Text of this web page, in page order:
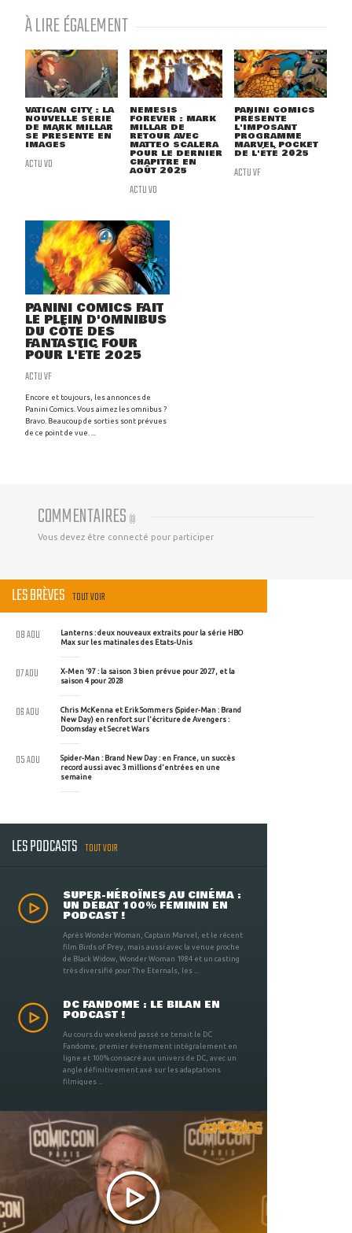
À LIRE ÉGALEMENT
VATICAN CITY : LA
NOUVELLE SÉRIE
DE MARK MILLAR
SE PRÉSENTE EN
IMAGES
ACTU VO
NEMESIS
FOREVER : MARK
MILLAR DE
RETOUR AVEC
MATTEO SCALERA
POUR LE DERNIER
CHAPITRE EN
AOÛT 2025
ACTU VO
PANINI COMICS
PRÉSENTE
L'IMPOSANT
PROGRAMME
MARVEL POCKET
DE L'ÉTÉ 2025
ACTU VF
PANINI COMICS FAIT
LE PLEIN D'OMNIBUS
DU CÔTÉ DES
FANTASTIC FOUR
POUR L'ÉTÉ 2025
ACTU VF
Encore et toujours, les annonces de
Panini Comics. Vous aimez les omnibus ?
Bravo. Beaucoup de sorties sont prévues
de ce point de vue. ...
COMMENTAIRES (0)
Vous devez être connecté pour participer
LES BRÈVES TOUT VOIR
Lanterns : deux nouveaux extraits pour la série HBO
Max sur les matinales des Etats-Unis
08 AOU
X-Men '97 : la saison 3 bien prévue pour 2027, et la
saison 4 pour 2028
07 AOU
Chris McKenna et Erik Sommers (Spider-Man : Brand
New Day) en renfort sur l'écriture de Avengers :
Doomsday et Secret Wars
06 AOU
Spider-Man : Brand New Day : en France, un succès
record aussi avec 3 millions d'entrées en une
semaine
05 AOU
LES PODCASTS TOUT VOIR
SUPER-HÉROÏNES AU CINÉMA :
UN DÉBAT 100% FÉMININ EN
PODCAST !
Après Wonder Woman, Captain Marvel, et le récent
film Birds of Prey, mais aussi avec la venue proche
de Black Widow, Wonder Woman 1984 et un casting
très diversifié pour The Eternals, les ...
DC FANDOME : LE BILAN EN
PODCAST !
Au cours du weekend passé se tenait le DC
Fandome, premier évènement intégralement en
ligne et 100% consacré aux univers de DC, avec un
angle définitivement axé sur les adaptations
filmiques ...